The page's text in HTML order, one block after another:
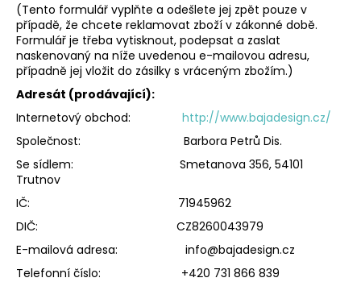
(Tento formulář vyplňte a odešlete jej zpět pouze v
případě, že chcete reklamovat zboží v zákonné době.
Formulář je třeba vytisknout, podepsat a zaslat
naskenovaný na níže uvedenou e-mailovou adresu,
případně jej vložit do zásilky s vráceným zbožím.)
Adresát (prodávající):
Internetový obchod: http://www.bajadesign.cz/
Společnost: Barbora Petrů Dis.
Se sídlem: Smetanova 356, 54101
Trutnov
IČ: 71945962
DIČ: CZ8260043979
E-mailová adresa: info@bajadesign.cz
Telefonní číslo: +420 731 866 839
e
b
u
j
e
t
e
n
a
j
í
t
?